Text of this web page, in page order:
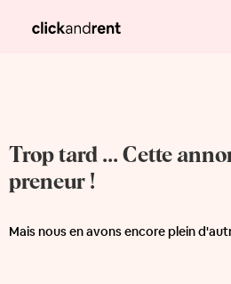
Trop tard ... Cette
preneur !
Mais nous en avons encore plein